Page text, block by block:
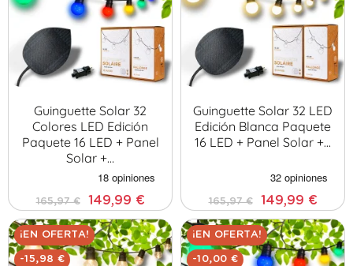
Guinguette Solar 32
Colores LED Edición
Paquete 16 LED + Panel
Solar +…
165,97 € 149,99 €
Guinguette Solar 32 LED
Edición Blanca Paquete
16 LED + Panel Solar +…
165,97 € 149,99 €
¡EN OFERTA!
-15,98 €
¡EN OFERTA!
-10,00 €